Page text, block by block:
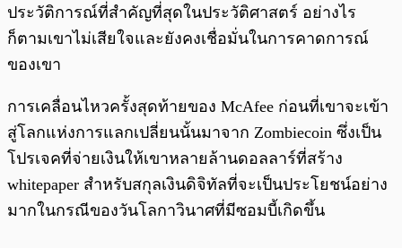
ประวัติการณ์ที่สำคัญที่สุดในประวัติศาสตร์ อย่างไร
ก็ตามเขาไม่เสียใจและยังคงเชื่อมั่นในการคาดการณ์
ของเขา
การเคลื่อนไหวครั้งสุดท้ายของ McAfee ก่อนที่เขาจะเข้า
สู่โลกแห่งการแลกเปลี่ยนนั้นมาจาก Zombiecoin ซึ่งเป็น
โปรเจคที่จ่ายเงินให้เขาหลายล้านดอลลาร์ที่สร้าง
whitepaper สำหรับสกุลเงินดิจิทัลที่จะเป็นประโยชน์อย่าง
มากในกรณีของวันโลกาวินาศที่มีซอมบี้เกิดขึ้น